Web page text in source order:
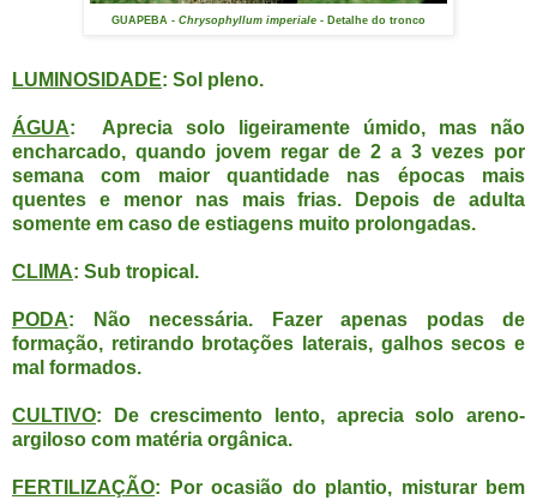
GUAPEBA - Chrysophyllum imperiale - Detalhe do tronco
LUMINOSIDADE: Sol pleno.
ÁGUA: Aprecia solo ligeiramente úmido, mas não
encharcado, quando jovem regar de 2 a 3 vezes por
semana com maior quantidade nas épocas mais
quentes e menor nas mais frias. Depois de adulta
somente em caso de estiagens muito prolongadas.
CLIMA: Sub tropical.
PODA: Não necessária. Fazer apenas podas de
formação, retirando brotações laterais, galhos secos e
mal formados.
CULTIVO: De crescimento lento, aprecia solo areno-
argiloso com matéria orgânica.
FERTILIZAÇÃO: Por ocasião do plantio, misturar bem